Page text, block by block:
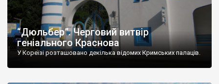
“Дюльбер”. Черговий витвір
геніального Краснова
У Кореїзі розташовано декілька відомих Кримських палаців.